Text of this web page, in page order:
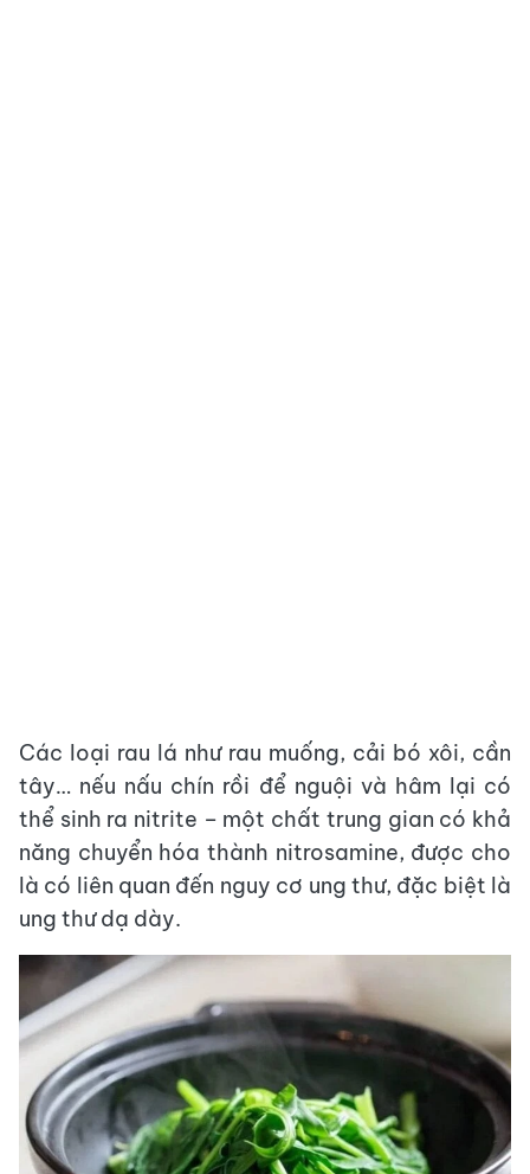
Các loại rau lá như rau muống, cải bó xôi, cần
tây… nếu nấu chín rồi để nguội và hâm lại có
thể sinh ra nitrite – một chất trung gian có khả
năng chuyển hóa thành nitrosamine, được cho
là có liên quan đến nguy cơ ung thư, đặc biệt là
ung thư dạ dày.